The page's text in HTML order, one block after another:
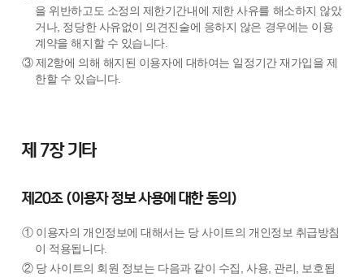
을 위반하고도 소정의 제한기간내에 제한 사유를 해소하지 않았
거나, 정당한 사유없이 의견진술에 응하지 않은 경우에는 이용
계약을 해지할 수 있습니다.
③ 제2항에 의해 해지된 이용자에 대하여는 일정기간 재가입을 제
한할 수 있습니다.
제 7장 기타
제20조 (이용자 정보 사용에 대한 동의)
① 이용자의 개인정보에 대해서는 당 사이트의 개인정보 취급방침
이 적용됩니다.
② 당 사이트의 회원 정보는 다음과 같이 수집, 사용, 관리, 보호됩